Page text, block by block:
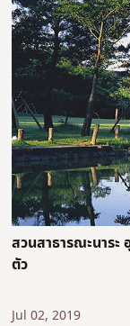
สวนสาธารณะนาระ
ตัว
Jul 02, 2019